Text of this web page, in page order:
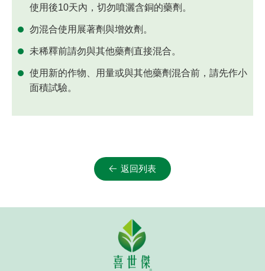
使用後10天內，切勿噴灑含銅的藥劑。
勿混合使用展著劑與增效劑。
未稀釋前請勿與其他藥劑直接混合。
使用新的作物、用量或與其他藥劑混合前，請先作小
面積試驗。
返回列表